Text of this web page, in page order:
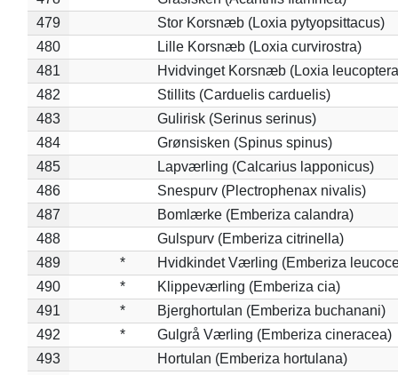
479
Stor Korsnæb (Loxia pytyopsittacus)
480
Lille Korsnæb (Loxia curvirostra)
481
Hvidvinget Korsnæb (Loxia
482
Stillits (Carduelis carduelis)
483
Gulirisk (Serinus serinus)
484
Grønsisken (Spinus spinus)
485
Lapværling (Calcarius lapponicus)
486
Snespurv (Plectrophenax nivalis)
487
Bomlærke (Emberiza calandra)
488
Gulspurv (Emberiza citrinella)
489
*
Hvidkindet Værling (Emberiza
490
*
Klippeværling (Emberiza cia)
491
*
Bjerghortulan (Emberiza buchanani)
492
*
Gulgrå Værling (Emberiza cineracea)
493
Hortulan (Emberiza hortulana)